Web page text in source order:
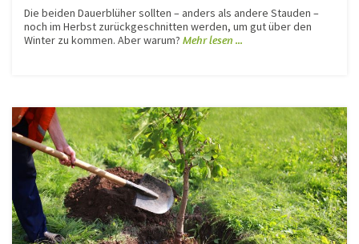
Die beiden Dauerblüher sollten – anders als andere Stauden –
noch im Herbst zurückgeschnitten werden, um gut über den
Winter zu kommen. Aber warum? Mehr lesen ...